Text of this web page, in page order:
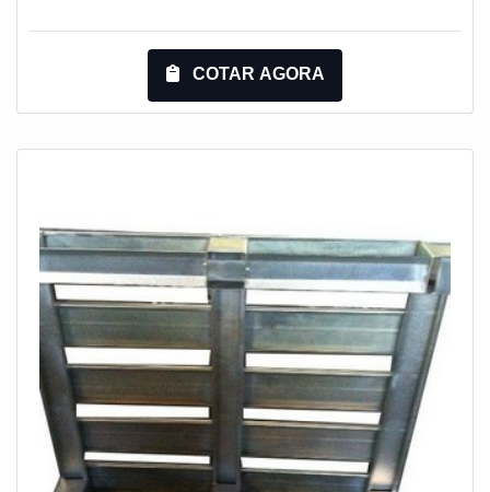
plástico não possuem a mesma resistência do metal.
Assim sendo, um pallet feito de ferro é capaz de
suportar cargas muito superiores aos paletes de desses
materiais. O pallet não quebra, não possui emendas
COTAR AGORA